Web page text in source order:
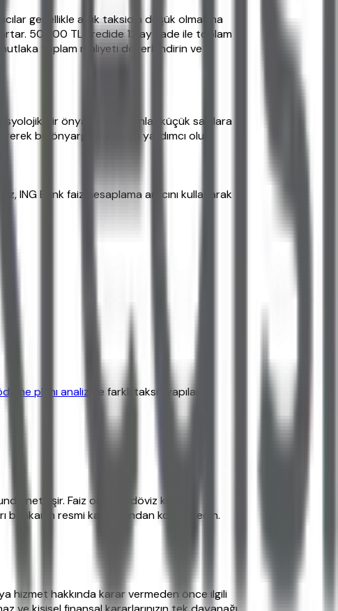
genellikle aylık taksidin düşük olmasına
50.000 TL kredide 12 ay vade ile toplam
toplam maliyeti değerlendirin ve
bir önyargıdır: İnsanlar küçük sayılara
bu önyargıyı kırmaya yardımcı olur.
ING Bank faiz hesaplama aracını kullanarak
planı analizi
ile farklı taksit yapılarını
netleşir. Faiz oranları döviz kurları,
bankanın resmi kanallarından kontrol edin.
hizmet hakkında karar vermeden önce ilgili